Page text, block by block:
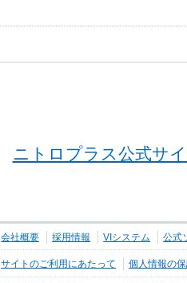
ニトロプラス公式サ
会社概要 採用情報 VIシステム 公式
サイトのご利用にあたって 個人情報の